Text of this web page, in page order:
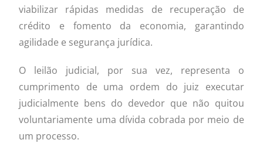
viabilizar rápidas medidas de recuperação de
crédito e fomento da economia, garantindo
agilidade e segurança jurídica.
O leilão judicial, por sua vez, representa o
cumprimento de uma ordem do juiz executar
judicialmente bens do devedor que não quitou
voluntariamente uma dívida cobrada por meio de
um processo.